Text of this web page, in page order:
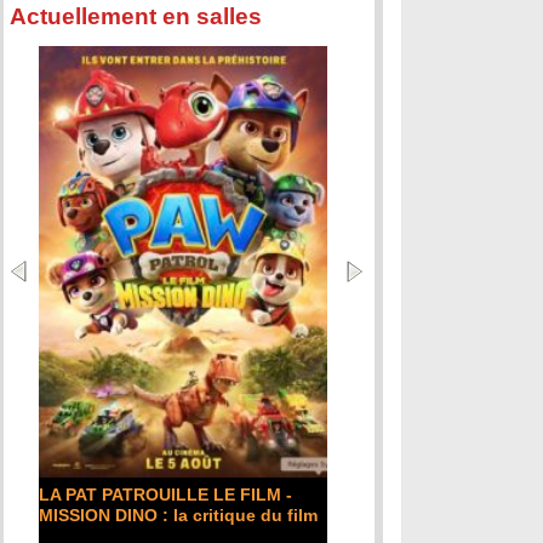
Actuellement en salles
LA PAT PATROUILLE LE FILM -
MISSION DINO : la critique du film